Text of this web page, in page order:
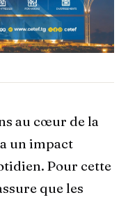
au cœur de la
un impact
Pour cette
que les